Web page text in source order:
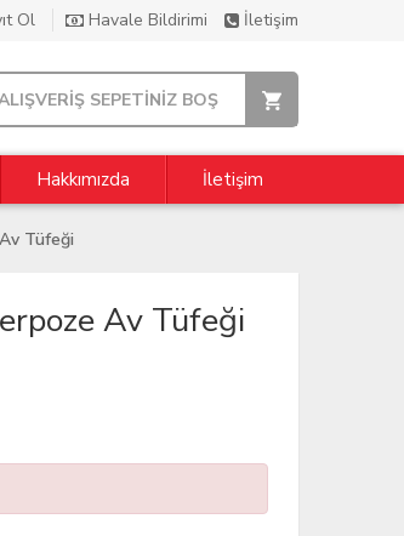
Ol Havale Bildirimi İletişim
SEPETİNİZ BOŞ
Hakkımızda İletişim
Tüfeği
Av Tüfeği